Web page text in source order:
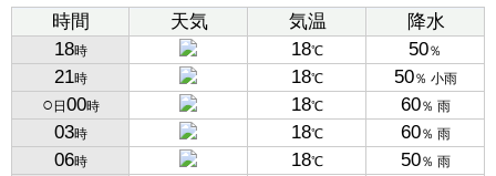
時間 天気 気温
降水
18時 18℃ 50％
21時 18℃ 50％ 小雨
○ 日 00時 18℃ 60％ 雨
03時 18℃ 60％ 雨
06時 18℃ 50％ 雨